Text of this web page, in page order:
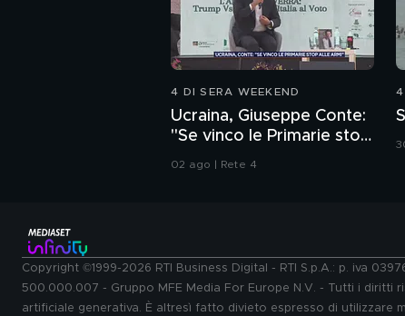
4 DI SERA WEEKEND
Ucraina, Giuseppe Conte:
"Se vinco le Primarie stop
alle armi"
02 ago | Rete 4
4
Copyright ©1999-2026 RTI Business Digital - RTI S.p.A.: p. iva
500.000.007 - Gruppo MFE Media For Europe N.V. - Tutti i
artificiale generativa. È altresì fatto divieto espresso di utilizzare